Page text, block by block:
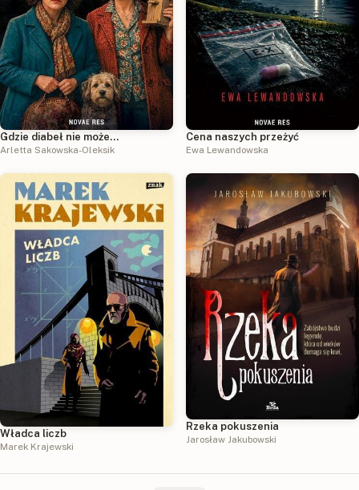
Gdzie diabeł nie może…
Arletta Sakowska-Oleksik
Cena naszych przeżyć
Ewa Lewandowska
Władca liczb
Marek Krajewski
Rzeka pokuszenia
Jarosław Jakubowski